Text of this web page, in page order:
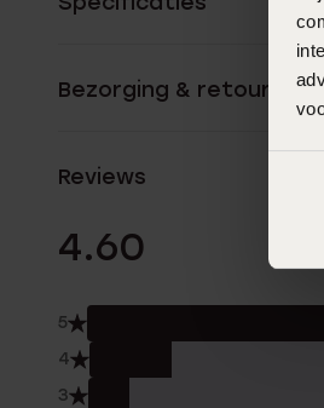
Bezorging &
Reviews
4.60
5
4
3